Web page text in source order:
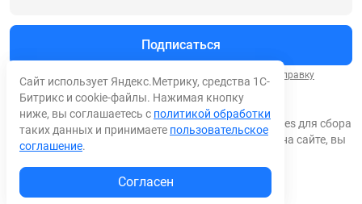
© 2026 Все права защищены. Мы используем cookies для сбора
обезличенных персональных данных. Оставаясь на сайте, вы
Подписаться
Нажимая кнопку "Подписаться", вы соглашаетесь на
отправку
сообщенийиобработку персональных данных.
Сайт использует Яндекс.Метрику, средства 1С-
Битрикс и cookie-файлы. Нажимая кнопку
ниже, вы соглашаетесь с политикой обработки
таких данных и принимаете пользовательское
соглашение.
Согласен